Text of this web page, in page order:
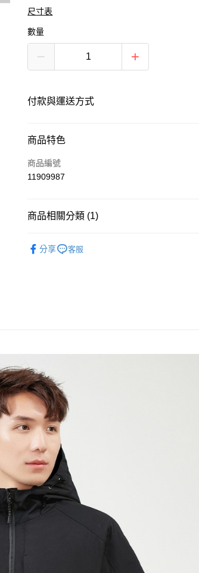
尺寸表
數量
付款與運送方式
付款方式
信用卡一次付款
黑貓
商品特色
商品編號
11909987
商品相關分類 (1)
分享
客服